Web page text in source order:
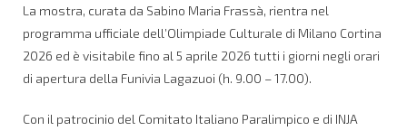
La mostra, curata da Sabino Maria Frassà, rientra nel
programma ufficiale dell’Olimpiade Culturale di Milano Cortina
2026 ed è visitabile fino al 5 aprile 2026 tutti i giorni negli orari
di apertura della Funivia Lagazuoi (h. 9.00 – 17.00).
Con il patrocinio del Comitato Italiano Paralimpico e di INJA